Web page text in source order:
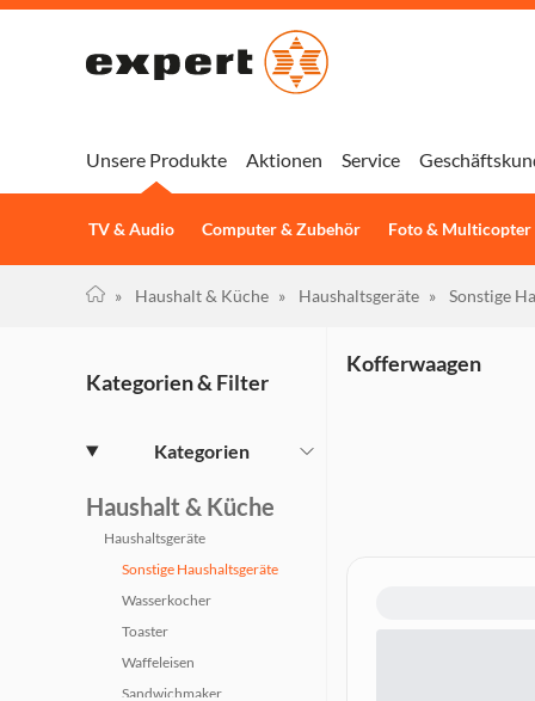
Unsere Produkte
TV & Audio Computer & Zubehör Foto & Multicopter
Aktionen Service
» Haushalt & Küche » Haushaltsgeräte » Sonstige
Kategorien & Filter
Kategorien
Haushalt & Küche
Haushaltsgeräte
Sonstige Haushaltsgeräte
Wasserkocher
Toaster
Waffeleisen
Sandwichmaker
Kofferwaagen